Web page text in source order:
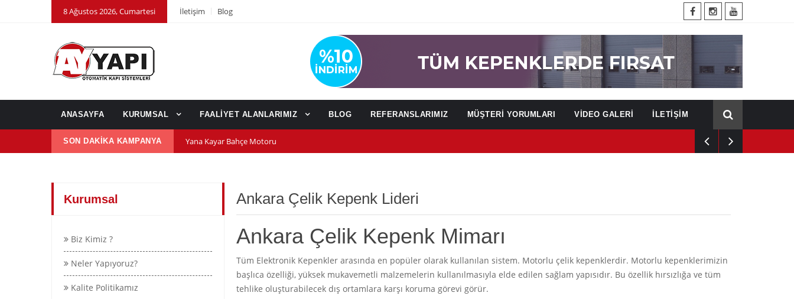
8 Ağustos 2026, Cumartesi İletişim Blog
ANASAYFA KURUMSAL FAALİYET ALANLARIMIZ BLOG REFERANSLARIMIZ MÜŞTERİ YORUMLARI VİDEO GALERİ İLETİŞİM
SON DAKİKA KAMPANYA Yana Kayar Bahçe Motoru
Kurumsal
Biz Kimiz ?
Neler Yapıyoruz?
Kalite Politikamız
Ankara Çelik Kepenk Lideri
Ankara Çelik Kepenk Mimarı
Tüm Elektronik Kepenkler arasında en popüler olarak kullanılan sistem. Motorlu çelik kepenklerdir. Motorlu kepenklerimizin
başlıca özelliği, yüksek mukavemetli malzemelerin kullanılmasıyla elde edilen sağlam yapısıdır. Bu özellik hırsızlığa ve tüm
tehlike oluşturabilecek dış ortamlara karşı koruma görevi görür.